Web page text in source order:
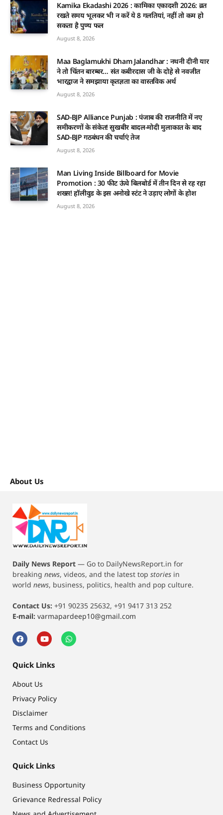
Kamika Ekadashi 2026 : कामिका एकादशी 2026: व्रत
रखते समय भूलकर भी न करें ये 8 गलतियां, नहीं तो कम हो
सकता है पुण्य फल
August 8, 2026
Maa Baglamukhi Dham Jalandhar : नथनी दीनी यार
ने तो चिंतन बारम्बर… संत कबीरदास जी के दोहे से नवजीत
भारद्वाज ने समझाया कृतज्ञता का वास्तविक अर्थ
August 8, 2026
SAD-BJP Alliance Punjab : पंजाब की राजनीति में नए
समीकरणों के संकेत! सुखबीर बादल-मोदी मुलाकात के बाद
SAD-BJP गठबंधन की चर्चाएं तेज
August 8, 2026
Man Living Inside Billboard for Movie
Promotion : 30 फीट ऊंचे बिलबोर्ड में तीन दिन से रह रहा
शख्स! हॉलीवुड के इस अनोखे स्टंट ने उड़ाए लोगों के होश
August 8, 2026
About Us
Daily News Report — Go to DailyNewsReport.in for
breaking news, videos, and the latest top stories in
world news, business, politics, health and pop culture.
Contact Us: +91 90235 25632, +91 9417 313 252
E-mail: varmapardeep10@gmail.com
Quick Links
About Us
Privacy Policy
Disclaimer
Terms and Conditions
Contact Us
Quick Links
Business Opportunity
Grievance Redressal Policy